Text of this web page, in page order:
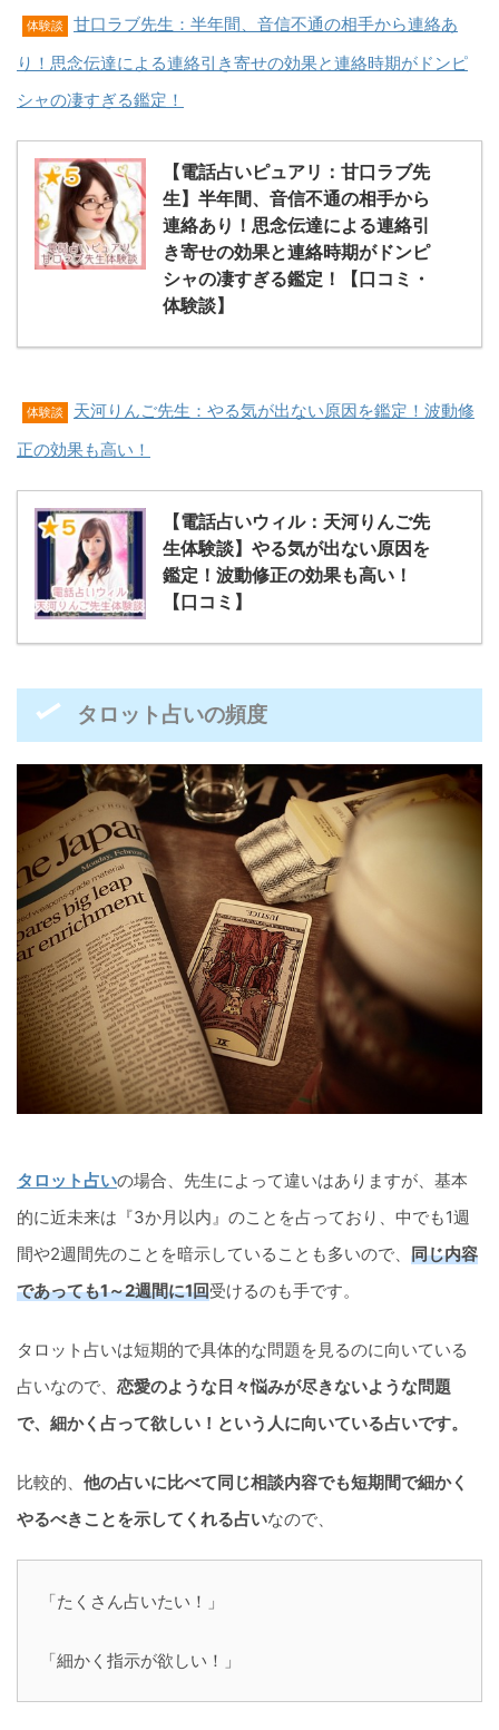
体験談
甘口ラブ先生：半年間、音信不通の相手から連絡あ
り！思念伝達による連絡引き寄せの効果と連絡時期がドンピ
シャの凄すぎる鑑定！
【電話占いピュアリ：甘口ラブ先
生】半年間、音信不通の相手から
連絡あり！思念伝達による連絡引
き寄せの効果と連絡時期がドンピ
シャの凄すぎる鑑定！【口コミ・
体験談】
体験談
天河りんご先生：やる気が出ない原因を鑑定！波動修
正の効果も高い！
【電話占いウィル：天河りんご先
生体験談】やる気が出ない原因を
鑑定！波動修正の効果も高い！
【口コミ】
タロット占いの頻度
タロット占いの場合、先生によって違いはありますが、基本
的に近未来は『3か月以内』のことを占っており、中でも1週
間や2週間先のことを暗示していることも多いので、 同じ内容
であっても1～2週間に1回受けるのも手です。
タロット占いは短期的で具体的な問題を見るのに向いている
占いなので、 恋愛のような日々悩みが尽きないような問題
で、細かく占って欲しい！という人に向いている占いです。
比較的、 他の占いに比べて同じ相談内容でも短期間で細かく
やるべきことを示してくれる占いなので、
「たくさん占いたい！」
「細かく指示が欲しい！」